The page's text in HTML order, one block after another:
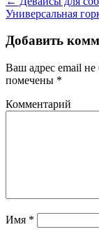
Универсальная
Добавить
Ваш адрес email не
помечены *
Комментарий
Имя *